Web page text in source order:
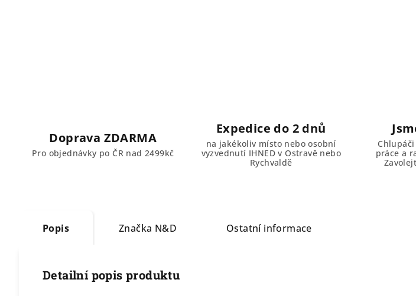
Doprava ZDARMA
Pro objednávky po ČR nad 2499kč
Expedice do 2 dnů
na jakékoliv místo nebo osobní
vyzvednutí IHNED v Ostravě nebo
Rychvaldě
práce a
Popis Značka N&D Ostatní informace
Detailní popis produktu